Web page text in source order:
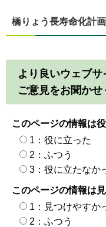
橋りょう長寿命化計画
より良いウェブ
ご意見をお聞かせ
このページの情報は
1：役に立った
2：ふつう
3：役に立たなか
このページの情報は
1：見つけやすか
2：ふつう